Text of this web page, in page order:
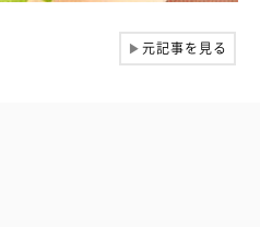
▶元記事を見る